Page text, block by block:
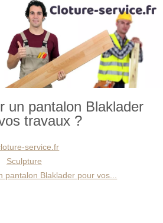
un pantalon Blaklader
travaux ?
service.fr
Sculpture
pantalon Blaklader pour vos...